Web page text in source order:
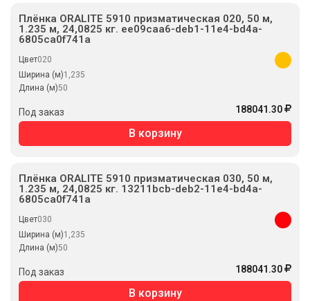
Плёнка ORALITE 5910 призматическая 020, 50 м,
1.235 м, 24,0825 кг. ee09caa6-deb1-11e4-bd4a-
6805ca0f741a
Цвет020
Ширина (м)1,235
Длина (м)50
Под заказ 188041.30
В корзину
Плёнка ORALITE 5910 призматическая 030, 50 м,
1.235 м, 24,0825 кг. 13211bcb-deb2-11e4-bd4a-
6805ca0f741a
Цвет030
Ширина (м)1,235
Длина (м)50
Под заказ 188041.30
В корзину